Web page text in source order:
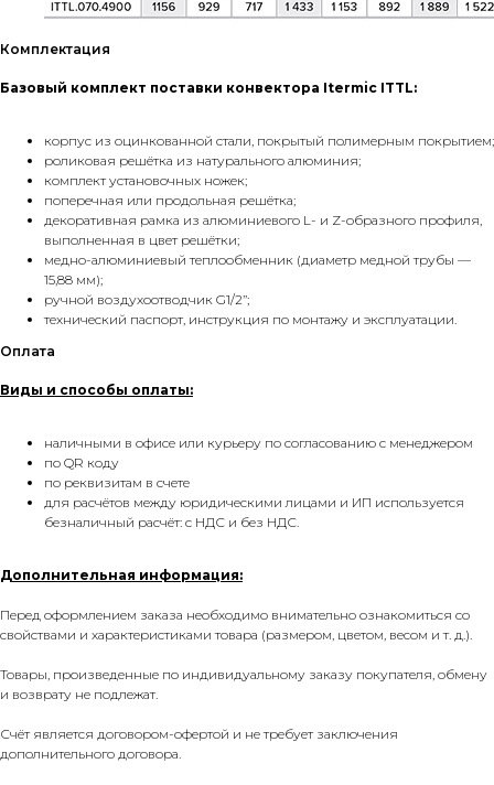
Комплектация
Базовый комплект поставки конвектора Itermic ITTL:
корпус из оцинкованной стали, покрытый полимерным покрытием;
роликовая решётка из натурального алюминия;
комплект установочных ножек;
поперечная или продольная решётка;
декоративная рамка из алюминиевого L- и Z-образного профиля,
выполненная в цвет решётки;
медно-алюминиевый теплообменник (диаметр медной трубы —
15,88 мм);
ручной воздухоотводчик G1/2’’;
технический паспорт, инструкция по монтажу и эксплуатации.
Оплата
Виды и способы оплаты:
наличными в офисе или курьеру по согласованию с менеджером
по QR коду
по реквизитам в счете
для расчётов между юридическими лицами и ИП используется
безналичный расчёт: с НДС и без НДС.
Дополнительная информация:
Перед оформлением заказа необходимо внимательно ознакомиться со
свойствами и характеристиками товара (размером, цветом, весом и т. д.).
Товары, произведенные по индивидуальному заказу покупателя, обмену
и возврату не подлежат.
Счёт является договором-офертой и не требует заключения
дополнительного договора.
КОНТАКТЫ
Phone:+7 (495) 177 10 75
Политика конфиденциальности
© radiator.design 2025